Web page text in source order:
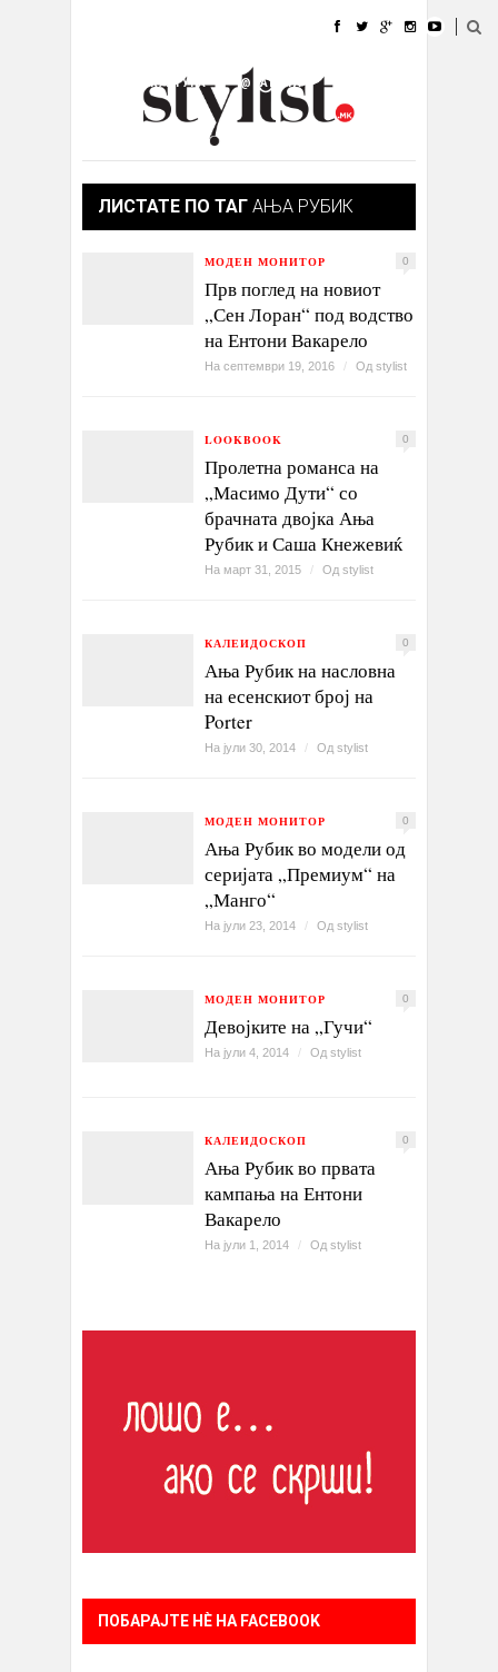
УБАВИНА
КУЛТУРА @РАБОТА
ИЗЛОГ
ЛИСТАТЕ ПО ТАГ АЊА РУБИК
МОДЕН МОНИТОР 0
Прв поглед на новиот
„Сен Лоран“ под водство
на Ентони Вакарело
На септември 19, 2016 / Од stylist
LOOKBOOK 0
Пролетна романса на
„Масимо Дути“ со
брачната двојка Ања
Рубик и Саша Кнежевиќ
На март 31, 2015 / Од stylist
КАЛЕИДОСКОП 0
Ања Рубик на насловна
на есенскиот број на
Porter
На јули 30, 2014 / Од stylist
МОДЕН МОНИТОР 0
Ања Рубик во модели од
серијата „Премиум“ на
„Манго“
На јули 23, 2014 / Од stylist
МОДЕН МОНИТОР 0
Девојките на „Гучи“
На јули 4, 2014 / Од stylist
КАЛЕИДОСКОП 0
Ања Рубик во првата
кампања на Ентони
Вакарело
На јули 1, 2014 / Од stylist
ПОБАРАЈТЕ НÈ НА FACEBOOK